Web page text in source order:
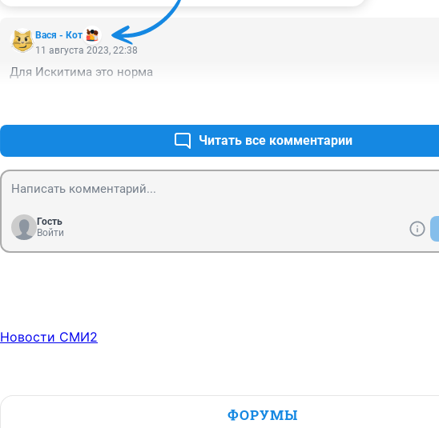
Вася - Кот
11 августа 2023, 22:38
Для Искитима это норма
Читать все комментарии
Гость
Войти
Новости СМИ2
ФОРУМЫ